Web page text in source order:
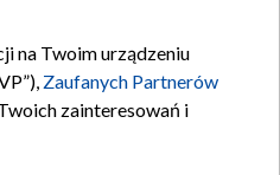
na Twoim urządzeniu
Zaufanych Partnerów
zainteresowań i